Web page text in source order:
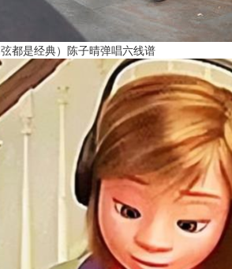
都是经典）陈子晴弹唱六线谱